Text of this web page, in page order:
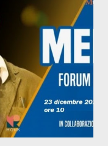
(voce), Leonardo
(basso) e Tommaso
Piotta , con l...